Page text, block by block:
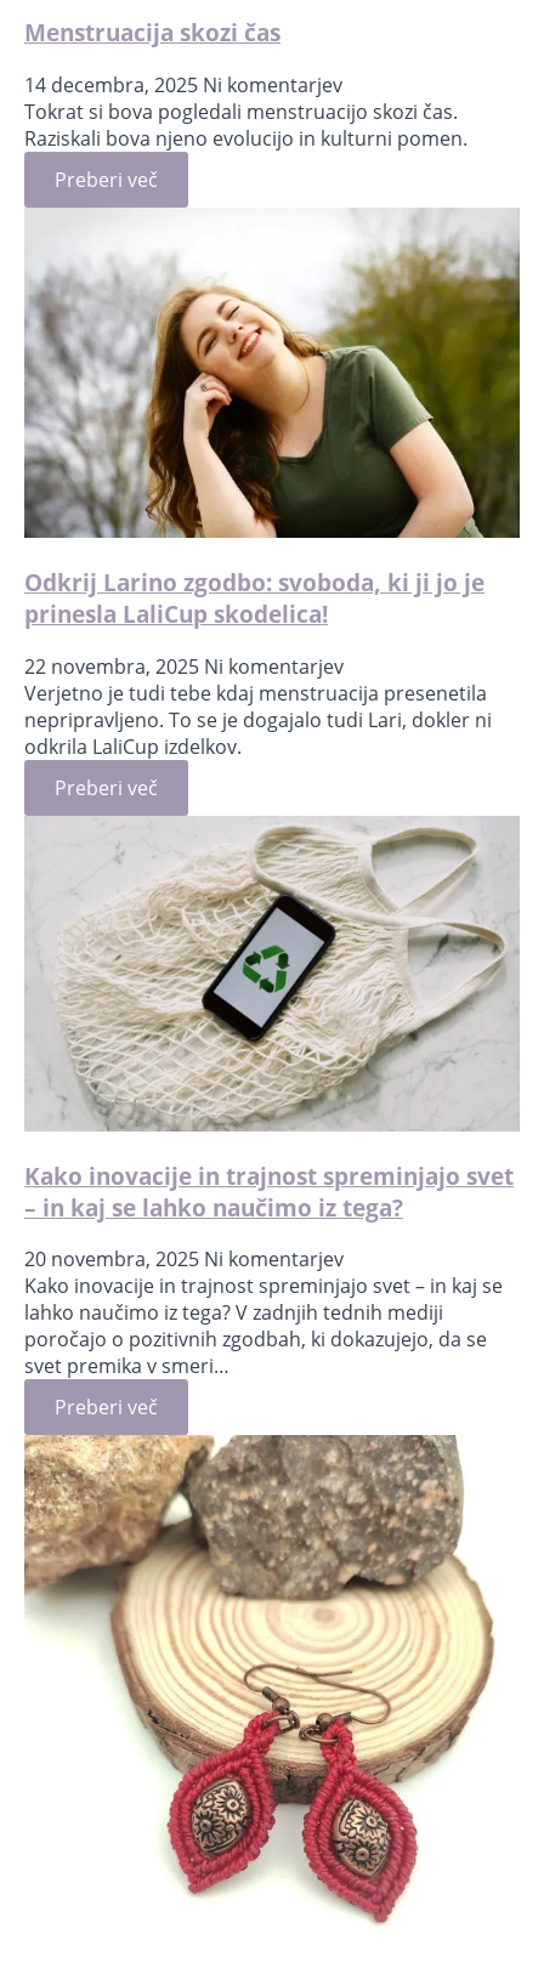
Menstruacija skozi čas
14 decembra, 2025 Ni komentarjev
Tokrat si bova pogledali menstruacijo skozi čas.
Raziskali bova njeno evolucijo in kulturni pomen.
Preberi več
Odkrij Larino zgodbo: svoboda, ki ji jo je
prinesla LaliCup skodelica!
22 novembra, 2025 Ni komentarjev
Verjetno je tudi tebe kdaj menstruacija presenetila
nepripravljeno. To se je dogajalo tudi Lari, dokler ni
odkrila LaliCup izdelkov.
Preberi več
Kako inovacije in trajnost spreminjajo svet
– in kaj se lahko naučimo iz tega?
20 novembra, 2025 Ni komentarjev
Kako inovacije in trajnost spreminjajo svet – in kaj se
lahko naučimo iz tega? V zadnjih tednih mediji
poročajo o pozitivnih zgodbah, ki dokazujejo, da se
svet premika v smeri…
Preberi več